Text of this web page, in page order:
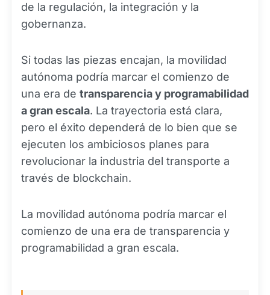
de la regulación, la integración y la
gobernanza.
Si todas las piezas encajan, la movilidad
autónoma podría marcar el comienzo de
una era de transparencia y programabilidad
a gran escala. La trayectoria está clara,
pero el éxito dependerá de lo bien que se
ejecuten los ambiciosos planes para
revolucionar la industria del transporte a
través de blockchain.
La movilidad autónoma podría marcar el
comienzo de una era de transparencia y
programabilidad a gran escala.